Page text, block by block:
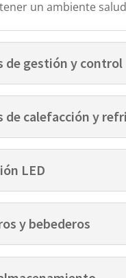
un ambiente
de gestión y control
de calefacción y
LED
y bebederos